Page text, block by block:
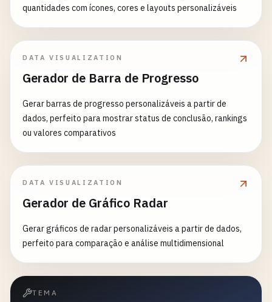
quantidades com ícones, cores e layouts personalizáveis
DATA VISUALIZATION
Gerador de Barra de Progresso
Gerar barras de progresso personalizáveis a partir de
dados, perfeito para mostrar status de conclusão, rankings
ou valores comparativos
DATA VISUALIZATION
Gerador de Gráfico Radar
Gerar gráficos de radar personalizáveis a partir de dados,
perfeito para comparação e análise multidimensional
TEMA